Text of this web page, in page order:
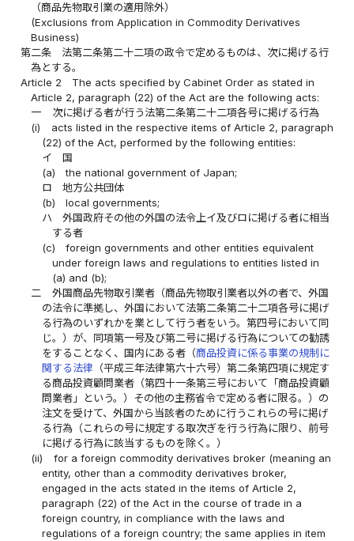
（商品先物取引業の適用除外）
(Exclusions from Application in Commodity Derivatives
Business)
第二条
法第二条第二十二項の政令で定めるものは、次に掲げる行
為とする。
Article 2
The acts specified by Cabinet Order as stated in
Article 2, paragraph (22) of the Act are the following acts:
一
次に掲げる者が行う法第二条第二十二項各号に掲げる行為
(i)
acts listed in the respective items of Article 2, paragraph
(22) of the Act, performed by the following entities:
イ
国
(a)
the national government of Japan;
ロ
地方公共団体
(b)
local governments;
ハ
外国政府その他の外国の法令上イ及びロに掲げる者に相当
する者
(c)
foreign governments and other entities equivalent
under foreign laws and regulations to entities listed in
(a) and (b);
二
外国商品先物取引業者（商品先物取引業者以外の者で、外国
の法令に準拠し、外国において法第二条第二十二項各号に掲げ
る行為のいずれかを業として行う者をいう。第四号において同
じ。）が、同項第一号及び第二号に掲げる行為についての勧誘
をすることなく、国内にある者（商品投資に係る事業の規制に
関する法律 （平成三年法律第六十六号）第二条第四項に規定す
る商品投資顧問業者（第四十一条第三号において「商品投資顧
問業者」という。）その他の主務省令で定める者に限る。）の
注文を受けて、外国から当該者のために行うこれらの号に掲げ
る行為（これらの号に規定する取次ぎを行う行為に限り、前号
に掲げる行為に該当するものを除く。）
(ii)
for a foreign commodity derivatives broker (meaning an
entity, other than a commodity derivatives broker,
engaged in the acts stated in the items of Article 2,
paragraph (22) of the Act in the course of trade in a
foreign country, in compliance with the laws and
regulations of a foreign country; the same applies in item